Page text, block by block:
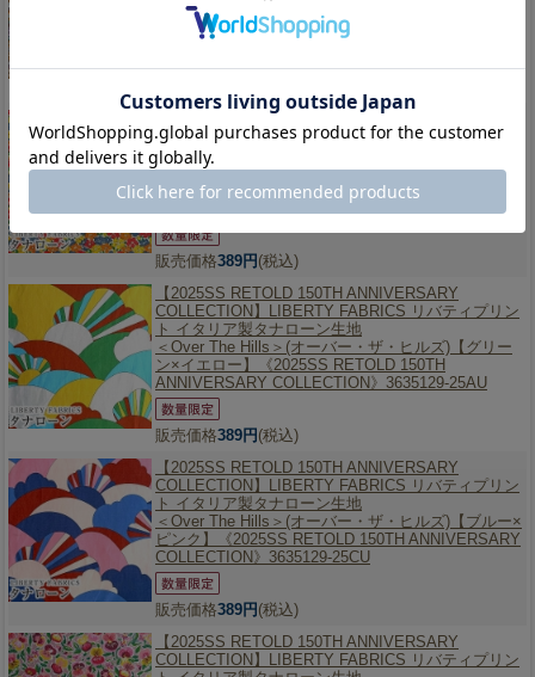
ウン】《2025SS RETOLD 150TH ANNIVERSARY
COLLECTION》3635127-25BU
【2025SS RETOLD 150TH ANNIVERSARY
COLLECTION】LIBERTY FABRICS リバティプリン
ト イタリア製タナローン生地
＜Sadie Rose＞(セイディ・ローズ)【濃ピンクイエ
ロー】《2025SS RETOLD 150TH ANNIVERSARY
COLLECTION》3635127-25CU
販売価格389円 (税込)
【2025SS RETOLD 150TH ANNIVERSARY
COLLECTION】
LIBERTY FABRICS リバティプリン
ト イタリア製タナローン生地
＜Over The Hills＞(オーバー・ザ・ヒルズ)【グリー
ン×イエロー】《2025SS RETOLD 150TH
ANNIVERSARY COLLECTION》3635129-25AU
販売価格389円 (税込)
【2025SS RETOLD 150TH ANNIVERSARY
COLLECTION】
LIBERTY FABRICS リバティプリン
ト イタリア製タナローン生地
＜Over The Hills＞(オーバー・ザ・ヒルズ)【ブルー×
ピンク】《2025SS RETOLD 150TH ANNIVERSARY
COLLECTION》3635129-25CU
販売価格389円 (税込)
【2025SS RETOLD 150TH ANNIVERSARY
COLLECTION】
LIBERTY FABRICS リバティプリン